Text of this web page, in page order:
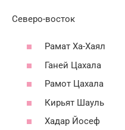
Северо-восток
Рамат Ха-Хаял
Ганей Цахала
Рамот Цахала
Кирьят Шауль
Хадар Йосеф